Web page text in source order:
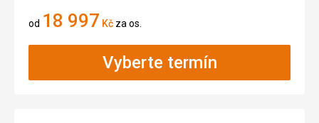
od 18 997 Kč za os.
Vyberte termín